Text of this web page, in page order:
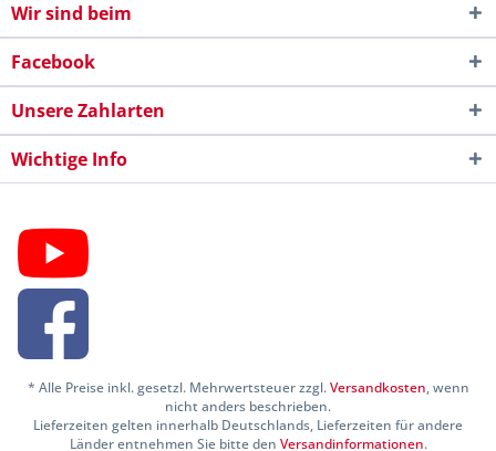
Wir sind beim
Facebook
Unsere Zahlarten
Wichtige Info
* Alle Preise inkl. gesetzl. Mehrwertsteuer zzgl.Versandkosten, wenn
nicht anders beschrieben.
Lieferzeiten gelten innerhalb Deutschlands, Lieferzeiten für andere
Länder entnehmen Sie bitte den Versandinformationen.